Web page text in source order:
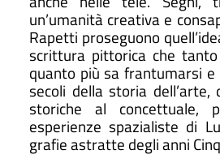
un’umanità creativa e
Rapetti proseguono
scrittura pittorica che
quanto più sa frantumarsi
secoli della storia dell’arte,
storiche al concettuale,
esperienze spazialiste di
grafie astratte degli anni